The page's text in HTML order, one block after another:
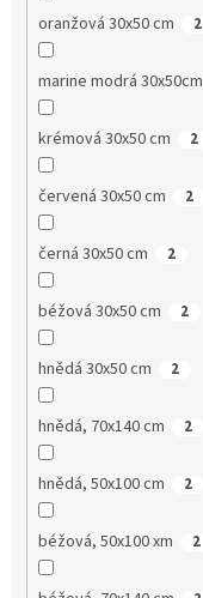
oranžová 30x50 cm 2
marine modrá 30x50cm
krémová 30x50 cm 2
červená 30x50 cm 2
černá 30x50 cm 2
béžová 30x50 cm 2
hnědá 30x50 cm 2
hnědá, 70x140 cm 2
hnědá, 50x100 cm 2
béžová, 50x100 xm 2